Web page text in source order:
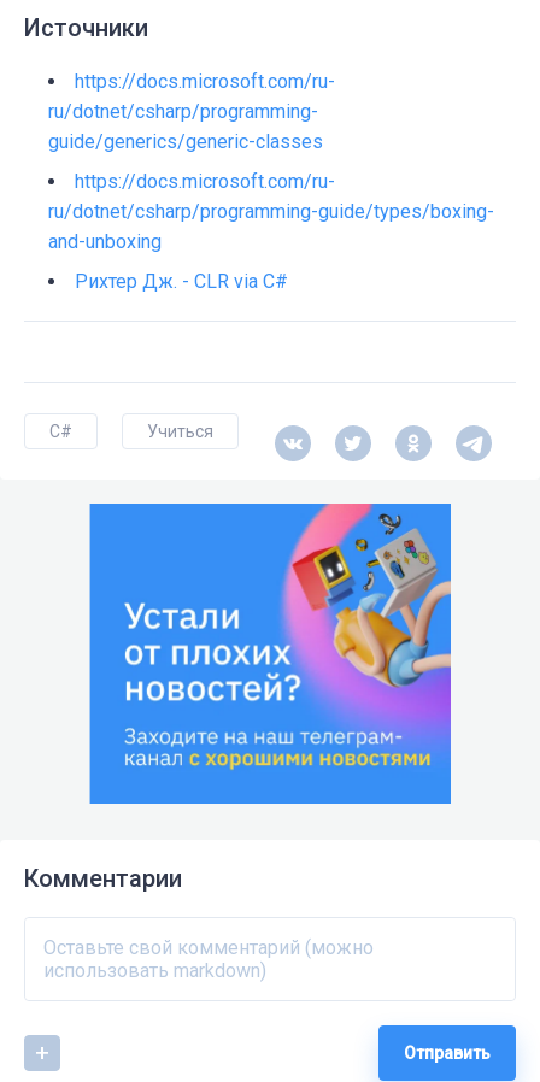
Источники
https://docs.microsoft.com/ru-
ru/dotnet/csharp/programming-
guide/generics/generic-classes
https://docs.microsoft.com/ru-
ru/dotnet/csharp/programming-guide/types/boxing-
and-unboxing
Рихтер Дж. - CLR via C#
C# Учиться
Комментарии
Отправить